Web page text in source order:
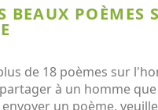
BEAUX POÈMES
de 18 poèmes sur
à un homme
un poème,